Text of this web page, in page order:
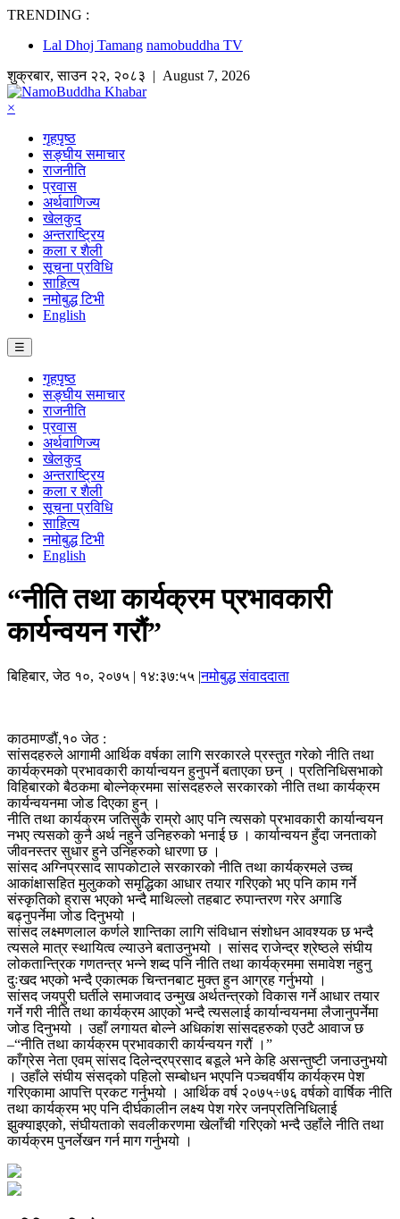
TRENDING :
Lal Dhoj Tamang namobuddha TV
शुक्रबार,साउन २२, २०८३ | August 7, 2026
×
गृहपृष्ठ
सङ्घीय समाचार
राजनीति
प्रवास
अर्थवाणिज्य
खेलकुद
अन्तराष्ट्रिय
कला र शैली
सूचना प्रविधि
साहित्य
नमोबुद्ध टिभी
English
☰
गृहपृष्ठ
सङ्घीय समाचार
राजनीति
प्रवास
अर्थवाणिज्य
खेलकुद
अन्तराष्ट्रिय
कला र शैली
सूचना प्रविधि
साहित्य
नमोबुद्ध टिभी
English
“नीति तथा कार्यक्रम प्रभावकारी
कार्यन्वयन गरौं”
बिहिबार, जेठ १०, २०७५ | १४:३७:५५ |नमोबुद्ध संवाददाता
काठमाण्डौं,१० जेठ :
सांसदहरुले आगामी आर्थिक वर्षका लागि सरकारले प्रस्तुत गरेको नीति तथा
कार्यक्रमको प्रभावकारी कार्यान्वयन हुनुपर्ने बताएका छन् । प्रतिनिधिसभाको
विहिबारको बैठकमा बोल्नेक्रममा सांसदहरुले सरकारको नीति तथा कार्यक्रम
कार्यन्वयनमा जोड दिएका हुन् ।
नीति तथा कार्यक्रम जतिसुकै राम्रो आए पनि त्यसको प्रभावकारी कार्यान्वयन
नभए त्यसको कुनै अर्थ नहुने उनिहरुको भनाई छ । कार्यान्वयन हुँदा जनताको
जीवनस्तर सुधार हुने उनिहरुको धारणा छ ।
सांसद अग्निप्रसाद सापकोटाले सरकारको नीति तथा कार्यक्रमले उच्च
आकांक्षासहित मुलुकको समृद्धिका आधार तयार गरिएको भए पनि काम गर्ने
संस्कृतिको ह्रास भएको भन्दै माथिल्लो तहबाट रुपान्तरण गरेर अगाडि
बढ्नुपर्नेमा जोड दिनुभयो ।
सांसद लक्ष्मणलाल कर्णले शान्तिका लागि संविधान संशोधन आवश्यक छ भन्दै
त्यसले मात्र स्थायित्व ल्याउने बताउनुभयो । सांसद राजेन्द्र श्रेष्ठले संघीय
लोकतान्त्रिक गणतन्त्र भन्ने शब्द पनि नीति तथा कार्यक्रममा समावेश नहुनु
दुःखद भएको भन्दै एकात्मक चिन्तनबाट मुक्त हुन आग्रह गर्नुभयो ।
सांसद जयपुरी घर्तीले समाजवाद उन्मुख अर्थतन्त्रको विकास गर्ने आधार तयार
गर्ने गरी नीति तथा कार्यक्रम आएको भन्दै त्यसलाई कार्यान्वयनमा लैजानुपर्नेमा
जोड दिनुभयो । उहाँ लगायत बोल्ने अधिकांश सांसदहरुको एउटै आवाज छ
–“नीति तथा कार्यक्रम प्रभावकारी कार्यन्वयन गरौं ।”
काँग्रेस नेता एवम् सांसद दिलेन्द्रप्रसाद बडूले भने केहि असन्तुष्टी जनाउनुभयो
। उहाँले संघीय संसद्को पहिलो सम्बोधन भएपनि पञ्चवर्षीय कार्यक्रम पेश
गरिएकामा आपत्ति प्रकट गर्नुभयो । आर्थिक वर्ष २०७५÷७६ वर्षको वार्षिक नीति
तथा कार्यक्रम भए पनि दीर्घकालीन लक्ष्य पेश गरेर जनप्रतिनिधिलाई
झुक्याइएको, संघीयताको सवलीकरणमा खेलाँची गरिएको भन्दै उहाँले नीति तथा
कार्यक्रम पुनर्लेखन गर्न माग गर्नुभयो ।